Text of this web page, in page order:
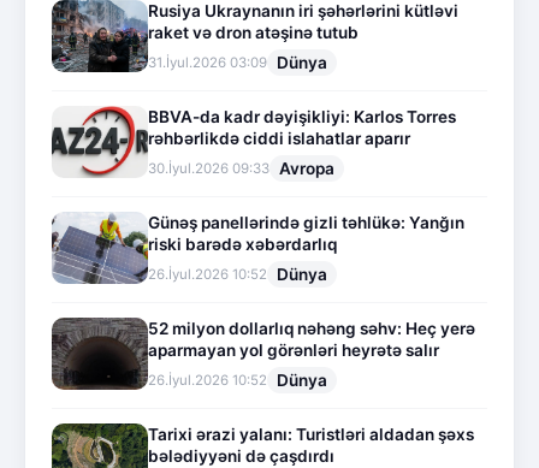
Rusiya Ukraynanın iri şəhərlərini kütləvi
raket və dron atəşinə tutub
31.İyul.2026 03:09 Dünya
BBVA-da kadr dəyişikliyi: Karlos Torres
rəhbərlikdə ciddi islahatlar aparır
30.İyul.2026 09:33 Avropa
Günəş panellərində gizli təhlükə: Yanğın
riski barədə xəbərdarlıq
26.İyul.2026 10:52 Dünya
52 milyon dollarlıq nəhəng səhv: Heç yerə
aparmayan yol görənləri heyrətə salır
26.İyul.2026 10:52 Dünya
Tarixi ərazi yalanı: Turistləri aldadan şəxs
bələdiyyəni də çaşdırdı